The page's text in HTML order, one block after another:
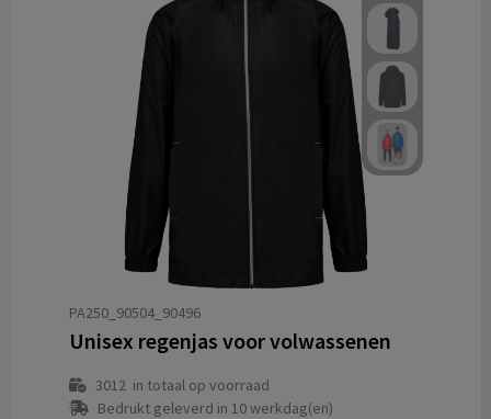
PA250_90504_90496
Unisex regenjas voor volwassenen
3012in totaal op voorraad
Bedrukt geleverd in 10 werkdag(en)